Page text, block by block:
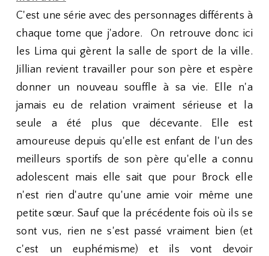
C'est une série avec des personnages différents à
chaque tome que j'adore. On retrouve donc ici
les Lima qui gèrent la salle de sport de la ville.
Jillian revient travailler pour son père et espère
donner un nouveau souffle à sa vie. Elle n'a
jamais eu de relation vraiment sérieuse et la
seule a été plus que décevante. Elle est
amoureuse depuis qu'elle est enfant de l'un des
meilleurs sportifs de son père qu'elle a connu
adolescent mais elle sait que pour Brock elle
n'est rien d'autre qu'une amie voir même une
petite sœur. Sauf que la précédente fois où ils se
sont vus, rien ne s'est passé vraiment bien (et
c'est un euphémisme) et ils vont devoir